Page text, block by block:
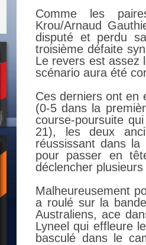
Comme les
Krou/Arnaud
disputé et perdu
troisième défaite
Le revers est assez
scénario aura été
Ces derniers ont en
(0-5 dans la
course-poursuite
21), les deux
réussissant dans
pour passer en
déclencher
Malheureusement
a roulé sur la
Australiens, ace
Lyneel qui effleure
basculé dans le